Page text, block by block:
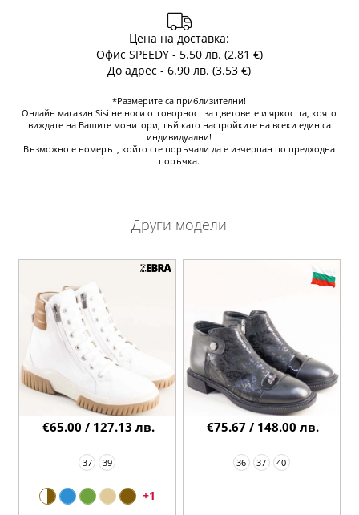
Цена на доставка:
Офис SPEEDY - 5.50 лв. (2.81 €)
До адрес - 6.90 лв. (3.53 €)
*Размерите са приблизителни!
Онлайн магазин Sisi не носи отговорност за цветовете и яркостта, която
виждате на Вашите монитори, тъй като настройките на всеки един са
индивидуални!
Възможно е номерът, който сте поръчали да е изчерпан по предходна
поръчка.
Други модели
37 39
+1
€65.00 / 127.13 лв.
36 37 40
€75.67 / 148.00 лв.